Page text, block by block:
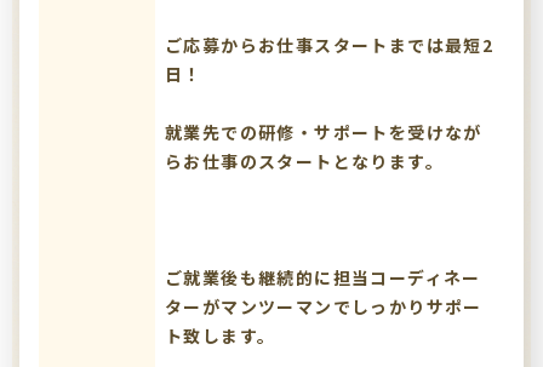
ご応募からお仕事スタートまでは最短2
日！
就業先での研修・サポートを受けなが
らお仕事のスタートとなります。
ご就業後も継続的に担当コーディネー
ターがマンツーマンでしっかりサポー
ト致します。